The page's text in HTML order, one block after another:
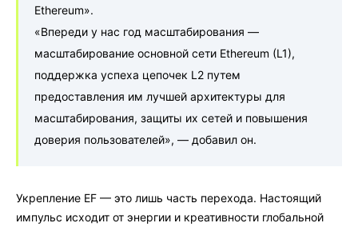
Ethereum».
«Впереди у нас год масштабирования —
масштабирование основной сети Ethereum (L1),
поддержка успеха цепочек L2 путем
предоставления им лучшей архитектуры для
масштабирования, защиты их сетей и повышения
доверия пользователей», — добавил он.
Укрепление EF — это лишь часть перехода. Настоящий
импульс исходит от энергии и креативности глобальной